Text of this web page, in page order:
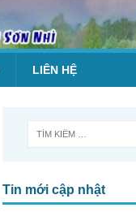
LIÊN HỆ
Tin mới cập nhật